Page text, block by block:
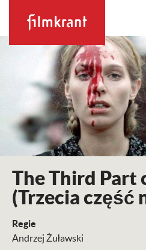
The Third Part
(Trzecia część
Regie
Andrzej Żuławski